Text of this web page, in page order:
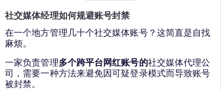
社交媒体经理如何规避账号封禁
在一个地方管理几十个社交媒体账号？这简直是自找
麻烦。
一家负责管理多个跨平台网红账号的社交媒体代理公
司，需要一种方法来避免因可疑登录模式而导致账号
被封禁。